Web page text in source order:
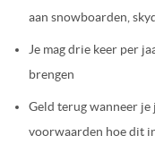
aan snowboarden,
Je mag drie keer per
brengen
Geld terug wanneer je
voorwaarden hoe dit in